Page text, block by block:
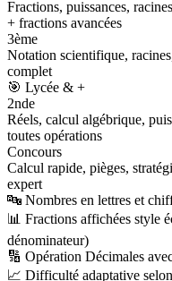
Fractions, puissances,
+ fractions avancées
3ème
Notation scientifique,
complet
🎯 Lycée & +
2nde
Réels, calcul algébrique,
toutes opérations
Concours
Calcul rapide, pièges,
expert
🔤 Nombres en lettres et
📊 Fractions affichées style
dénominateur)
🔢 Opération Décimales
📈 Difficulté adaptative